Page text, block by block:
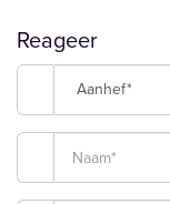
Reageer
Aanhef*